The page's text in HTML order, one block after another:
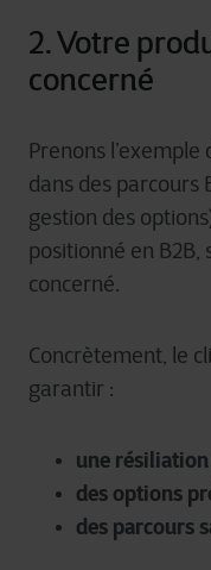
2. Votre
concerné
Prenons l’exemple
dans des parcours
gestion des
positionné en
concerné.
Concrètement, le
garantir :
une
des options
des parcours